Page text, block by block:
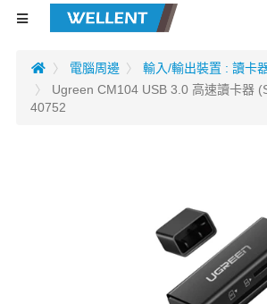
電腦周邊
輸入/輸出裝置 : 讀卡
Ugreen CM104 USB 3.0 高速讀卡器
40752